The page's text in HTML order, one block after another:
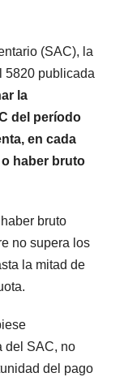
(SAC), la
5820 publicada
la
del período
en cada
haber bruto
bruto
no supera los
la mitad de
del SAC, no
del pago